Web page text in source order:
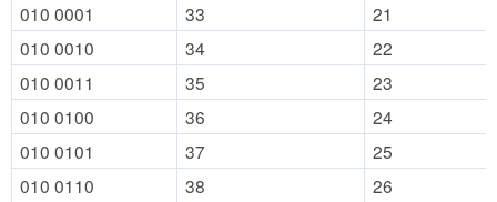
010 0001
33
21
010 0010
34
22
010 0011
35
23
010 0100
36
24
010 0101
37
25
010 0110
38
26